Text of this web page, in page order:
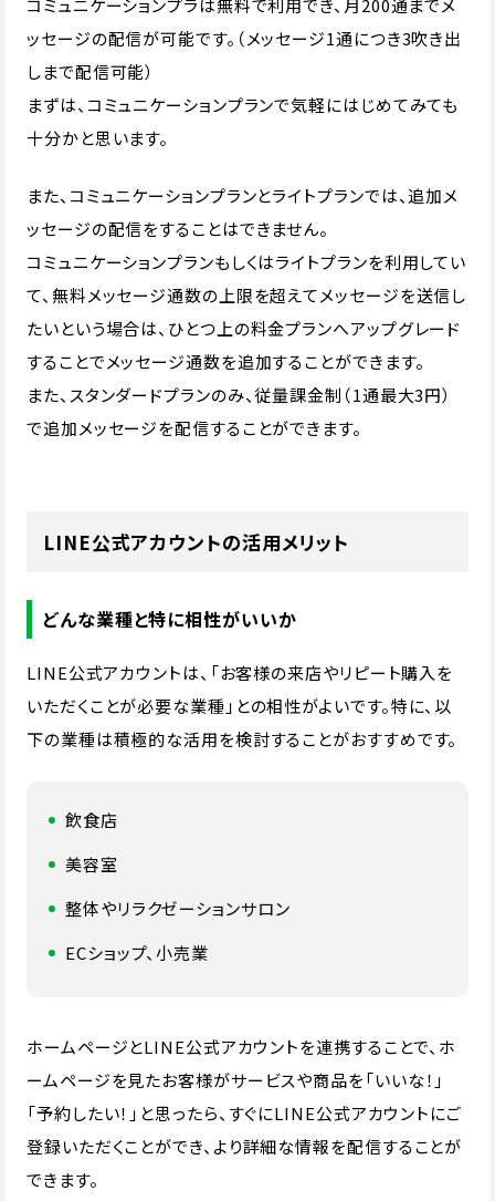
コミュニケーションプラは無料で利用でき、月200通までメ
ッセージの配信が可能です。（メッセージ1通につき3吹き出
しまで配信可能）
まずは、コミュニケーションプランで気軽にはじめてみても
十分かと思います。
また、コミュニケーションプランとライトプランでは、追加メ
ッセージの配信をすることはできません。
コミュニケーションプランもしくはライトプランを利用してい
て、無料メッセージ通数の上限を超えてメッセージを送信し
たいという場合は、ひとつ上の料金プランへアップグレード
することでメッセージ通数を追加することができます。
また、スタンダードプランのみ、従量課金制（1通最大3円）
で追加メッセージを配信することができます。
LINE公式アカウントの活用メリット
どんな業種と特に相性がいいか
LINE公式アカウントは、「お客様の来店やリピート購入を
いただくことが必要な業種」との相性がよいです。特に、以
下の業種は積極的な活用を検討することがおすすめです。
飲食店
美容室
整体やリラクゼーションサロン
ECショップ、小売業
ホームページとLINE公式アカウントを連携することで、ホ
ームページを見たお客様がサービスや商品を「いいな！」
「予約したい！」と思ったら、すぐにLINE公式アカウントにご
登録いただくことができ、より詳細な情報を配信することが
できます。